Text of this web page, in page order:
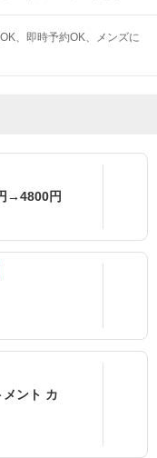
即時予約OK
メンズに
→4800円
ント カ